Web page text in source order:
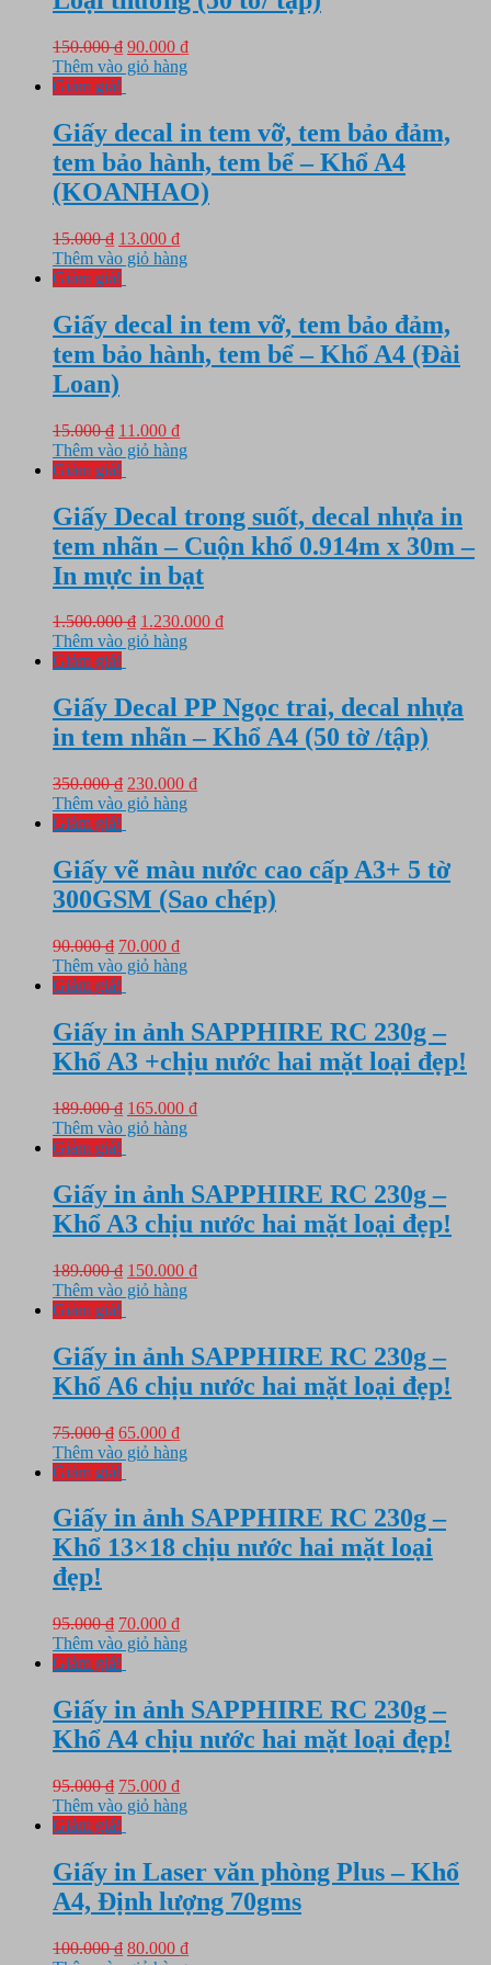
150.000₫ Giá
gốc
90.000 ₫Giá
90.000 ₫.
Thêm vào giỏ hàng
Giảm giá!
Giấy decal in tem vỡ, tem bảo đảm,
tem bảo hành, tem bể – Khổ A4
(KOANHAO)
15.000₫ Giá
gốc
là:
13.000 ₫Giá
hiện
13.000 ₫.
Thêm vào giỏ hàng
Giảm giá!
Giấy decal in tem vỡ, tem bảo đảm,
tem bảo hành, tem bể – Khổ A4 (Đài
Loan)
15.000₫ Giá
gốc
là:
11.000 ₫Giá
hiện
11.000 ₫.
Thêm vào giỏ hàng
Giảm giá!
Giấy Decal trong suốt, decal nhựa in
tem nhãn – Cuộn khổ 0.914m x 30m –
In mực in bạt
1.500.000₫ Giá
gốc
1.230.000 ₫Giá
1.230.000 ₫.
Thêm vào giỏ hàng
Giảm giá!
Giấy Decal PP Ngọc trai, decal nhựa
in tem nhãn – Khổ A4 (50 tờ /tập)
350.000₫ Giá
gốc
230.000 ₫Giá
230.000 ₫.
Thêm vào giỏ hàng
Giảm giá!
Giấy vẽ màu nước cao cấp A3+ 5 tờ
300GSM (Sao chép)
90.000₫ Giá
gốc
là:
70.000 ₫Giá
hiện
70.000 ₫.
Thêm vào giỏ hàng
Giảm giá!
Giấy in ảnh SAPPHIRE RC 230g –
Khổ A3 +chịu nước hai mặt loại đẹp!
189.000₫ Giá
gốc
165.000 ₫Giá
165.000 ₫.
Thêm vào giỏ hàng
Giảm giá!
Giấy in ảnh SAPPHIRE RC 230g –
Khổ A3 chịu nước hai mặt loại đẹp!
189.000₫ Giá
gốc
150.000 ₫Giá
150.000 ₫.
Thêm vào giỏ hàng
Giảm giá!
Giấy in ảnh SAPPHIRE RC 230g –
Khổ A6 chịu nước hai mặt loại đẹp!
75.000₫ Giá
gốc
là:
65.000 ₫Giá
hiện
65.000 ₫.
Thêm vào giỏ hàng
Giảm giá!
Giấy in ảnh SAPPHIRE RC 230g –
Khổ 13×18 chịu nước hai mặt loại
đẹp!
95.000₫ Giá
gốc
là:
70.000 ₫Giá
hiện
70.000 ₫.
Thêm vào giỏ hàng
Giảm giá!
Giấy in ảnh SAPPHIRE RC 230g –
Khổ A4 chịu nước hai mặt loại đẹp!
95.000₫ Giá
gốc
là:
75.000 ₫Giá
hiện
75.000 ₫.
Thêm vào giỏ hàng
Giảm giá!
Giấy in Laser văn phòng Plus – Khổ
A4, Định lượng 70gms
100.000₫ Giá
80.000 ₫Giá